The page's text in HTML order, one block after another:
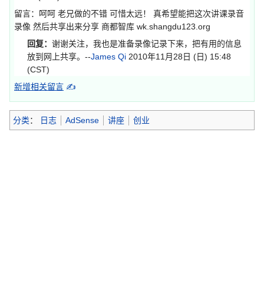
留言：呵呵 老兄做的不错 可惜太远！ 真希望能把这次讲课录音
录像 然后共享出来分享 商都智库 wk.shangdu123.org
回复：谢谢关注，我也是准备录像记录下来，把有用的信息
放到网上共享。--James Qi 2010年11月28日 (日) 15:48
(CST)
新增相关留言 ✍
分类： 日志 AdSense 讲座 创业